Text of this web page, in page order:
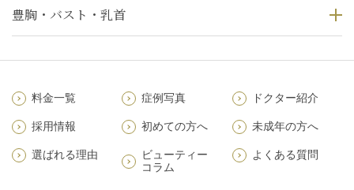
豊胸・バスト・乳首
料金一覧 症例写真 ドクター紹介
採用情報 初めての方へ 未成年の方へ
選ばれる理由
ビューティー
コラム
よくある質問